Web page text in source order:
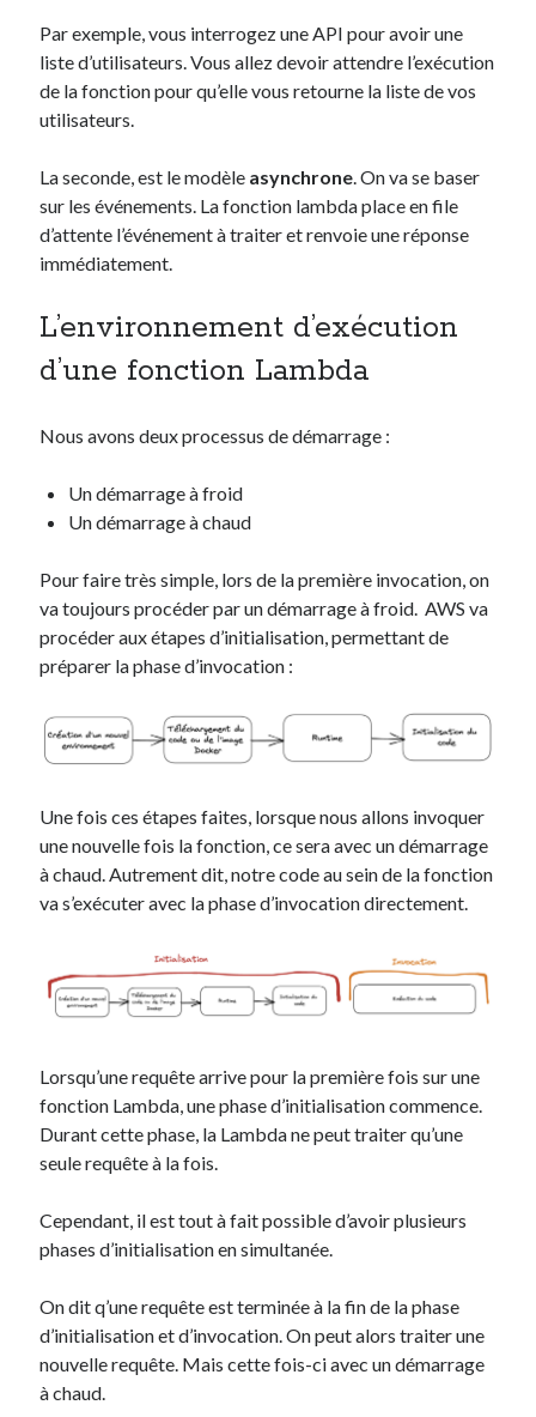
Par exemple, vous interrogez une API pour avoir une
liste d’utilisateurs. Vous allez devoir attendre l’exécution
de la fonction pour qu’elle vous retourne la liste de vos
utilisateurs.
La seconde, est le modèle asynchrone. On va se baser
sur les événements. La fonction lambda place en file
d’attente l’événement à traiter et renvoie une réponse
immédiatement.
L’environnement d’exécution
d’une fonction Lambda
Nous avons deux processus de démarrage :
Un démarrage à froid
Un démarrage à chaud
Pour faire très simple, lors de la première invocation, on
va toujours procéder par un démarrage à froid. AWS va
procéder aux étapes d’initialisation, permettant de
préparer la phase d’invocation :
Une fois ces étapes faites, lorsque nous allons invoquer
une nouvelle fois la fonction, ce sera avec un démarrage
à chaud. Autrement dit, notre code au sein de la fonction
va s’exécuter avec la phase d’invocation directement.
Lorsqu’une requête arrive pour la première fois sur une
fonction Lambda, une phase d’initialisation commence.
Durant cette phase, la Lambda ne peut traiter qu’une
seule requête à la fois.
Cependant, il est tout à fait possible d’avoir plusieurs
phases d’initialisation en simultanée.
On dit q’une requête est terminée à la fin de la phase
d’initialisation et d’invocation. On peut alors traiter une
nouvelle requête. Mais cette fois-ci avec un démarrage
à chaud.